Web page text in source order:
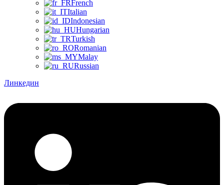
French
Italian
Indonesian
Hungarian
Turkish
Romanian
Malay
Russian
Линкедин